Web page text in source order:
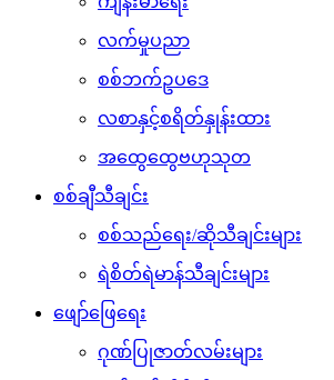
လက်မှုပညာ
စစ်ဘက်ဥပဒေ
လစာနှင့်စရိတ်နှုန်းထား
အထွေထွေဗဟုသုတ
စစ်ချီသီချင်း
စစ်သည်ရေး/ဆိုသီချင်းများ
ရဲစိတ်ရဲမာန်သီချင်းများ
ဖျော်ဖြေရေး
ဂုဏ်ပြုဇာတ်လမ်းများ